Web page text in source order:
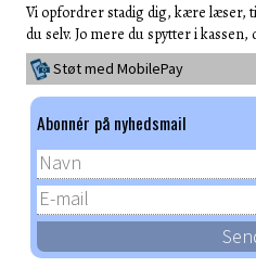
Vi opfordrer stadig dig, kære læser,
du selv. Jo mere du spytter i kassen,
Støt med MobilePay
Abonnér på nyhedsmail